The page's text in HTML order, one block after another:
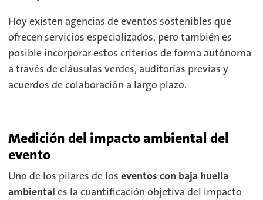
Hoy existen agencias de eventos sostenibles que
ofrecen servicios especializados, pero también es
posible incorporar estos criterios de forma autónoma
a través de cláusulas verdes, auditorías previas y
acuerdos de colaboración a largo plazo.
Medición del impacto ambiental del
evento
Uno de los pilares de los eventos con baja huella
ambiental es la cuantificación objetiva del impacto